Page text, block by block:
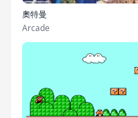
奧特曼
Arcade